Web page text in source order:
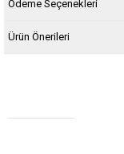
Ödeme Seçenekleri
Ürün Önerileri